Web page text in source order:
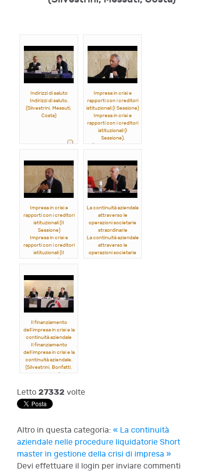
Indirizzi di saluto
Indirizzi di saluto.
(Silvestrini, Messuti,
Costa)
Impresa in crisi e
rapporti con i creditori
istituzionali (I Sessione)
Impresa in crisi e
rapporti con i creditori
istituzionali (I
Sessione).
Impresa in crisi e
rapporti con i creditori
istituzionali (II
Sessione)
Impresa in crisi e
rapporti con i creditori
istituzionali (II
Aprile)
La continuità aziendale
attraverso le
operazioni societarie
straordinarie
La continuità aziendale
attraverso le
operazioni societarie
Il finanziamento
dell’impresa in crisi e la
continuità aziendale
Il finanziamento
dell’impresa in crisi e la
continuità aziendale.
(Silvestrini, Bonfatti,
Letto 27332 volte
Altro in questa categoria: « La continuità
aziendale nelle procedure liquidatorie Short
master in gestione della crisi di impresa »
Devi effettuare il login per inviare commenti